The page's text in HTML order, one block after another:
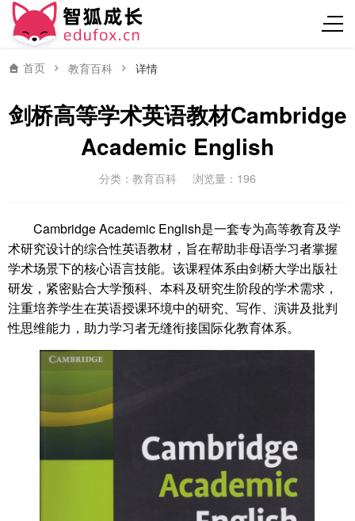
首页 教育百科 详情
剑桥高等学术英语教材Cambridge
Academic English
分类： 教育百科 浏览量：196
Cambridge Academic English是一套专为高等教育及学
术研究设计的综合性英语教材，旨在帮助非母语学习者掌握
学术场景下的核心语言技能。该课程体系由剑桥大学出版社
研发，紧密贴合大学预科、本科及研究生阶段的学术需求，
注重培养学生在英语授课环境中的研究、写作、演讲及批判
性思维能力，助力学习者无缝衔接国际化教育体系。